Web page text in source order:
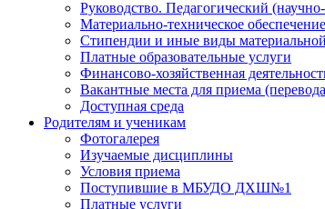
Руководство. Педагогический
Материально-техническое
Стипендии и иные виды
Платные образовательные услуги
Финансово-хозяйственная
Вакантные места для приема
Доступная среда
Родителям и ученикам
Фотогалерея
Изучаемые дисциплины
Условия приема
Поступившие в МБУДО ДХШ№1
Платные услуги